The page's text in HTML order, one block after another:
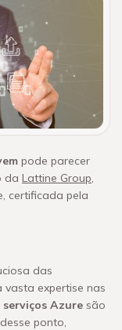
pode parecer
da Lattine Group
certificada pela
das
vasta expertise nas
serviços Azure são
ponto,